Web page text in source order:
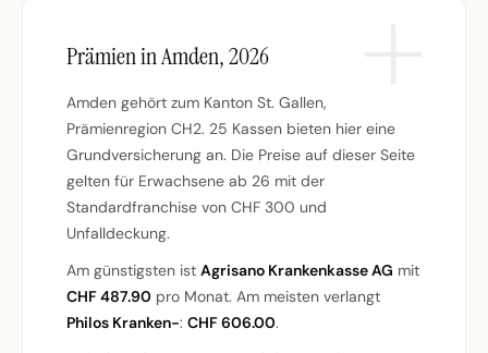
Prämien in Amden, 2026
Amden gehört zum Kanton St. Gallen,
Prämienregion CH2. 25 Kassen bieten hier eine
Grundversicherung an. Die Preise auf dieser Seite
gelten für Erwachsene ab 26 mit der
Standardfranchise von CHF 300 und
Unfalldeckung.
Am günstigsten ist Agrisano Krankenkasse AG mit
CHF 487.90 pro Monat. Am meisten verlangt
Philos Kranken-: CHF 606.00.